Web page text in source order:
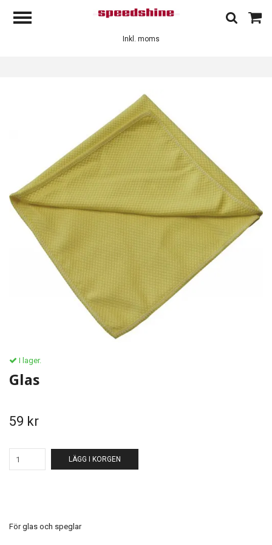
Inkl. moms
I lager.
Glas
59 kr
LÄGG I KORGEN
För glas och speglar